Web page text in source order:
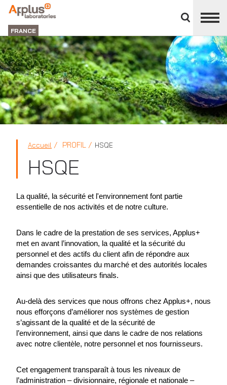
Fermer
panneau
des
divisions
DIVISION
LABORATORIES
FRANCE
Accueil PROFIL HSQE
HSQE
La qualité, la sécurité et l'environnement font partie
essentielle de nos activités et de notre culture.
Dans le cadre de la prestation de ses services, Applus+
met en avant l’innovation, la qualité et la sécurité du
personnel et des actifs du client afin de répondre aux
demandes croissantes du marché et des autorités locales
ainsi que des utilisateurs finals.
Au-delà des services que nous offrons chez Applus+, nous
nous efforçons d’améliorer nos systèmes de gestion
s’agissant de la qualité et de la sécurité de
l’environnement, ainsi que dans le cadre de nos relations
avec notre clientèle, notre personnel et nos fournisseurs.
Cet engagement transparaît à tous les niveaux de
l’administration – divisionnaire, régionale et nationale –